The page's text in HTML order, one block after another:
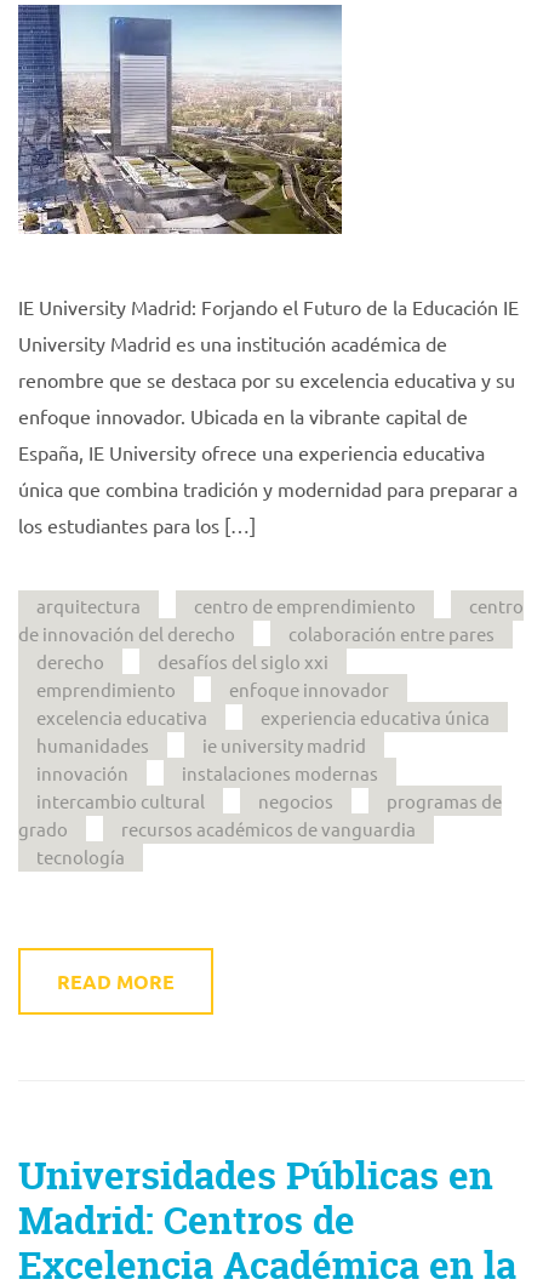
IE University Madrid: Forjando el Futuro de la Educación IE
University Madrid es una institución académica de
renombre que se destaca por su excelencia educativa y su
enfoque innovador. Ubicada en la vibrante capital de
España, IE University ofrece una experiencia educativa
única que combina tradición y modernidad para preparar a
los estudiantes para los […]
arquitectura centro de emprendimiento
centro
de innovación del derecho
colaboración entre pares
derecho
desafíos del siglo xxi
emprendimiento
enfoque innovador
excelencia educativa
experiencia educativa única
humanidades
ie university madrid
innovación
instalaciones modernas
intercambio cultural
negocios
programas de
grado
recursos académicos de vanguardia
tecnología
READ MORE
Universidades Públicas en
Madrid: Centros de
Excelencia Académica en la